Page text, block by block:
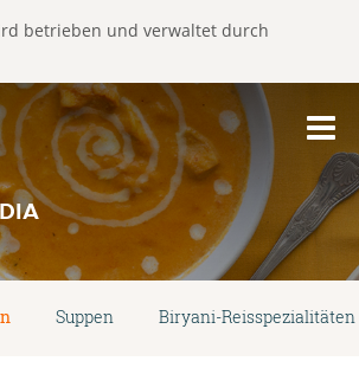
betrieben und verwaltet durch
Suppen Biryani-Reisspezialitäten